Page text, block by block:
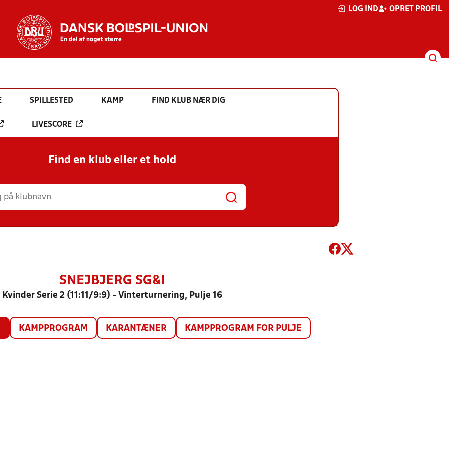
LOG IND OPRET PROFIL
SPILLESTED KAMP FIND KLUB NÆR DIG
LIVESCORE
Find en klub eller et hold
SNEJBJERG SG&I
Kvinder Serie 2 (11:11/9:9) - Vinterturnering, Pulje 16
KAMPPROGRAM KARANTÆNER KAMPPROGRAM FOR PULJE